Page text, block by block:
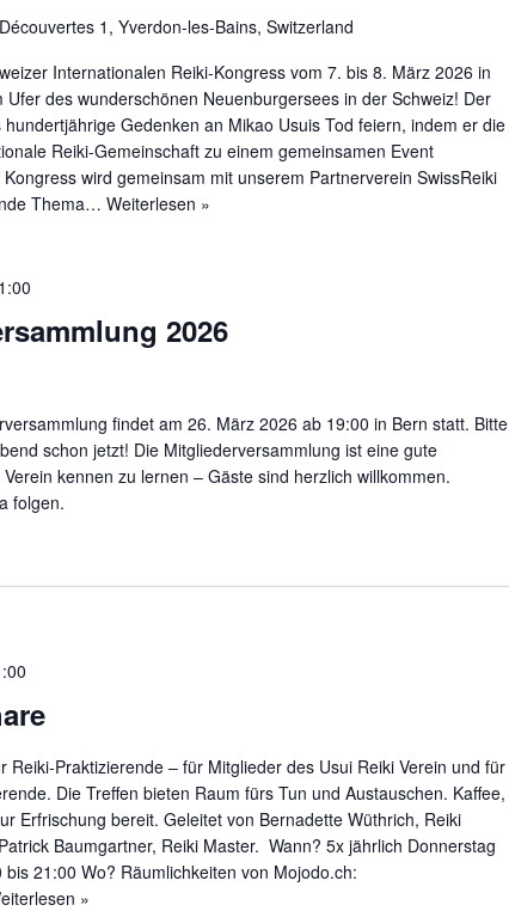
1, Yverdon-les-Bains, Switzerland
Internationalen Reiki-Kongress vom 7. bis 8. März 2026 in
Ufer des wunderschönen Neuenburgersees in der Schweiz! Der
Gedenken an Mikao Usuis Tod feiern, indem er die
Reiki-Gemeinschaft zu einem gemeinsamen Event
wird gemeinsam mit unserem Partnerverein SwissReiki
Thema… Weiterlesen »
2026
findet am 26. März 2026 ab 19:00 in Bern statt. Bitte
schon jetzt! Die Mitgliederversammlung ist eine gute
kennen zu lernen – Gäste sind herzlich willkommen.
folgen.
Reiki-Praktizierende – für Mitglieder des Usui Reiki Verein und für
Die Treffen bieten Raum fürs Tun und Austauschen. Kaffee,
Erfrischung bereit. Geleitet von Bernadette Wüthrich, Reiki
Baumgartner, Reiki Master. Wann? 5x jährlich Donnerstag
21:00 Wo? Räumlichkeiten von Mojodo.ch:
»